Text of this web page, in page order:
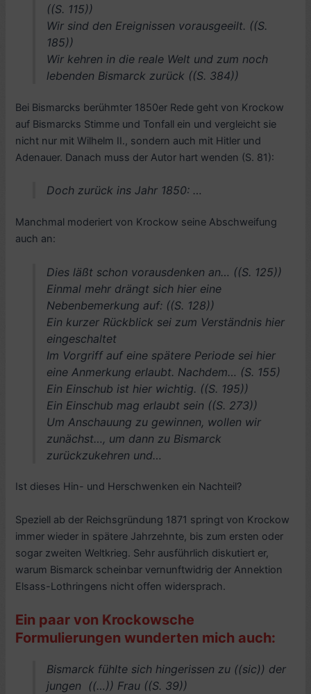
((S. 115))
Wir sind den Ereignissen vorausgeeilt. ((S.
185))
Wir kehren in die reale Welt und zum noch
lebenden Bismarck zurück ((S. 384))
Bei Bismarcks berühmter 1850er Rede geht von Krockow
auf Bismarcks Stimme und Tonfall ein und vergleicht sie
nicht nur mit Wilhelm II., sondern auch mit Hitler und
Adenauer. Danach muss der Autor hart wenden (S. 81):
Doch zurück ins Jahr 1850: …
Manchmal moderiert von Krockow seine Abschweifung
auch an:
Dies läßt schon vorausdenken an… ((S. 125))
Einmal mehr drängt sich hier eine
Nebenbemerkung auf: ((S. 128))
Ein kurzer Rückblick sei zum Verständnis hier
eingeschaltet
Im Vorgriff auf eine spätere Periode sei hier
eine Anmerkung erlaubt. Nachdem… (S. 155)
Ein Einschub ist hier wichtig. ((S. 195))
Ein Einschub mag erlaubt sein ((S. 273))
Um Anschauung zu gewinnen, wollen wir
zunächst…, um dann zu Bismarck
zurückzukehren und…
Ist dieses Hin- und Herschwenken ein Nachteil?
Speziell ab der Reichsgründung 1871 springt von Krockow
immer wieder in spätere Jahrzehnte, bis zum ersten oder
sogar zweiten Weltkrieg. Sehr ausführlich diskutiert er,
warum Bismarck scheinbar vernunftwidrig der Annektion
Elsass-Lothringens nicht offen widersprach.
Ein paar von Krockowsche
Formulierungen wunderten mich auch:
Bismarck fühlte sich hingerissen zu ((sic)) der
jungen ((…)) Frau ((S. 39))